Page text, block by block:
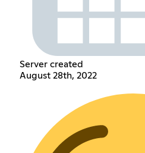
Server created
August 28th, 2022